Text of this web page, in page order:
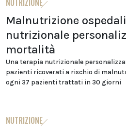
NUTRIZIONE
Malnutrizione
nutrizionale
mortalità
Una terapia nutrizionale
pazienti ricoverati a rischio di
ogni 37 pazienti trattati in 30 giorni
NUTRIZIONE